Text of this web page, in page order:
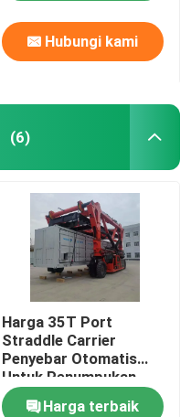
Hubungi kami
(6)
Harga 35T Port
Straddle Carrier
Penyebar Otomatis
Untuk Penumpukan
Kontainer
Harga terbaik